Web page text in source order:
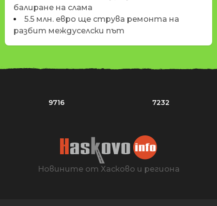
балиране на слама
5.5 млн. евро ще струва ремонта на
разбит междуселски път
9716 7232
Новините от Хасково и региона